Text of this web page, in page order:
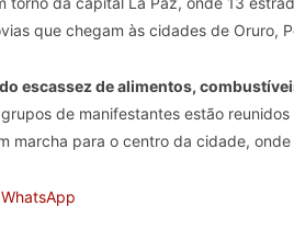
que chegam às cidades de Oruro,
escassez de alimentos,
de manifestantes estão
marcha para o centro da cidade,